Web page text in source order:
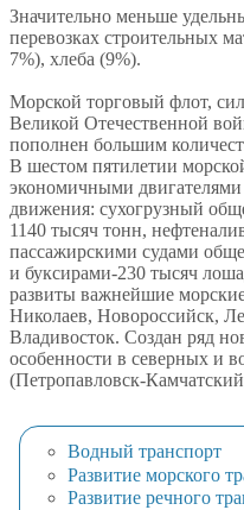
Значительно меньше
перевозках строительных
7%), хлеба (9%).
Морской торговый флот,
Великой Отечественной
пополнен большим
В шестом пятилетии
экономичными
движения: сухогрузный
1140 тысяч тонн,
пассажирскими судами
и буксирами-230 тысяч
развиты важнейшие
Николаев, Новороссийск,
Владивосток. Создан ряд
особенности в северных и
(Петропавловск-
Водный транспорт
Развитие морского
Развитие речного